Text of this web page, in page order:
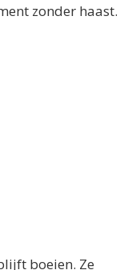
zonder haast.
boeien. Ze